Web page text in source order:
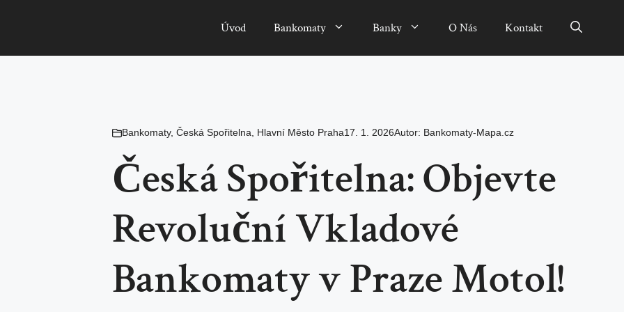
Úvod Bankomaty Banky O Nás Kontakt
Bankomaty, Česká Spořitelna Hlavní Město Praha17. 1. 2026Autor: Bankomaty-Mapa.cz
Česká Spořitelna: Objevte
Revoluční Vkladové
Bankomaty v Praze Motol!